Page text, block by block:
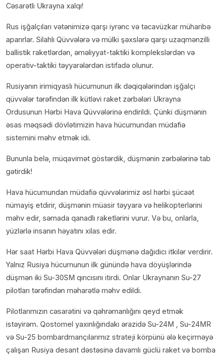
Cəsarətli Ukrayna xalqı!
Rus işğalçıları vətənimizə qarşı iyrənc və təcavüzkar müharibə
aparırlar. Silahlı Qüvvələrə və mülki şəxslərə qarşı uzaqmənzilli
ballistik raketlərdən, əməliyyat-taktiki komplekslərdən və
operativ-taktiki təyyarələrdən istifadə olunur.
Rusiyanın irimiqyaslı hücumunun ilk dəqiqələrindən işğalçı
qüvvələr tərəfindən ilk kütləvi raket zərbələri Ukrayna
Ordusunun Hərbi Hava Qüvvələrinə endirildi. Çünki düşmənin
əsas məqsədi dövlətimizin hava hücumundan müdafiə
sistemini məhv etmək idi.
Bununla belə, müqavimət göstərdik, düşmənin zərbələrinə tab
gətirdik!
Hava hücumundan müdafiə qüvvələrimiz əsl hərbi şücaət
nümayiş etdirir, düşmənin müasir təyyarə və helikopterlərini
məhv edir, səmada qanadlı raketlərini vurur. Və bu, onlarla,
yüzlərlə insanın həyatını xilas edir.
Hər saat Hərbi Hava Qüvvələri düşmənə dağıdıcı itkilər verdirir.
Yalnız Rusiya hücumunun ilk günündə hava döyüşlərində
düşmən iki Su-30SM qırıcısını itirdi. Onlar Ukraynanın Su-27
pilotları tərəfindən məharətlə məhv edildi.
Pilotlarımızın cəsarətini və qəhrəmanlığını qeyd etmək
istəyirəm. Qostomel yaxınlığındakı ərazidə Su-24M , Su-24MR
və Su-25 bombardmançılarımız strateji körpünü ələ keçirməyə
çalışan Rusiya desant dəstəsinə davamlı güclü raket və bomba